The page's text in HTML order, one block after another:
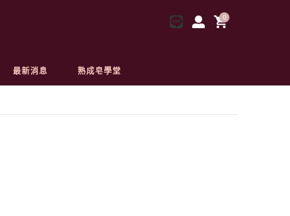
0
最新消息 熟成皂學堂